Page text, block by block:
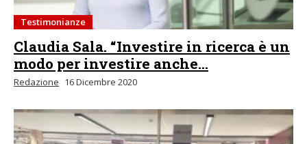
Testimonianze
Claudia Sala. “Investire in ricerca è un
modo per investire anche...
Redazione 16 Dicembre 2020